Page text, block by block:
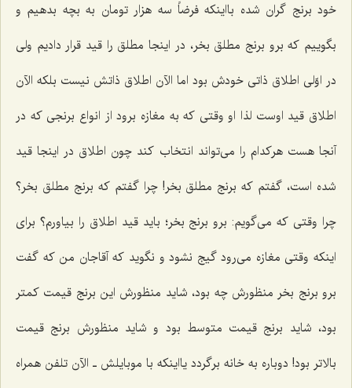
خود برنج گران شده بااینكه فرضاً سه هزار تومان به بچه بدهیم و
بگوییم که برو برنج مطلق بخر، در اینجا مطلق را قید قرار دادیم ولی
در اوّلى اطلاق ذاتى خودش بود اما الآن اطلاق ذاتش نیست بلکه الآن
اطلاق قید اوست لذا او وقتى كه به مغازه برود از انواع برنجی كه در
آنجا هست هركدام را مى‌تواند انتخاب كند چون اطلاق در اینجا قید
شده است، گفتم که برنج مطلق بخر! چرا گفتم که برنج مطلق بخر؟
چرا وقتى كه مى‌گویم: برو برنج بخر؛ باید قید اطلاق را بیاورم؟ براى
اینكه وقتى مغازه می‌رود گیج نشود و نگوید که آقاجان من كه گفت
برو برنج بخر منظورش چه بود، شاید منظورش این برنج قیمت كمتر
بود، شاید برنج قیمت متوسط بود و شاید منظورش برنج قیمت
بالاتر بود! دوباره به خانه برگردد یااینكه با موبایلش ـ الآن تلفن همراه